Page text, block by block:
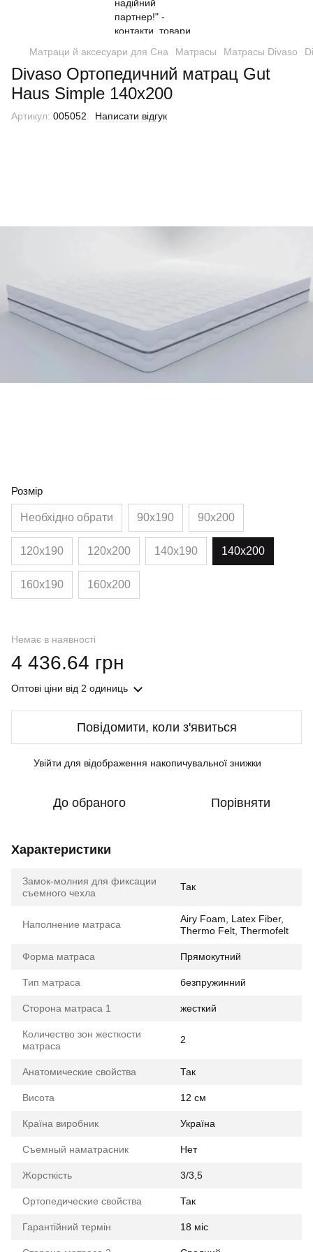
Матраци й аксесуари для Сна Матрасы Матрасы Divaso
Divaso Ортопедичний матрац Gut
Haus Simple 140х200
Артикул: 005052 Написати відгук
Розмір
Необхідно обрати 90х190 90х200
120х190 120х200 140х190 140х200
160х190 160х200
Немає в наявності
4 436.64 грн
Оптові ціни від 2 одиниць
Повідомити, коли з'явиться
Увійти для відображення накопичувальної знижки
До обраного Порівняти
Характеристики
Замок-молния для фиксации
съемного чехла
Так
Наполнение матраса
Airy Foam, Latex Fiber,
Thermo Felt, Thermofelt
Форма матраса Прямокутний
Тип матраса безпружинний
Сторона матраса 1 жесткий
Количество зон жесткости
матраса
2
Анатомические свойства Так
Висота 12 см
Країна виробник Україна
Съемный наматрасник Нет
Жорсткість 3/3,5
Ортопедические свойства Так
Гарантійний термін 18 міс